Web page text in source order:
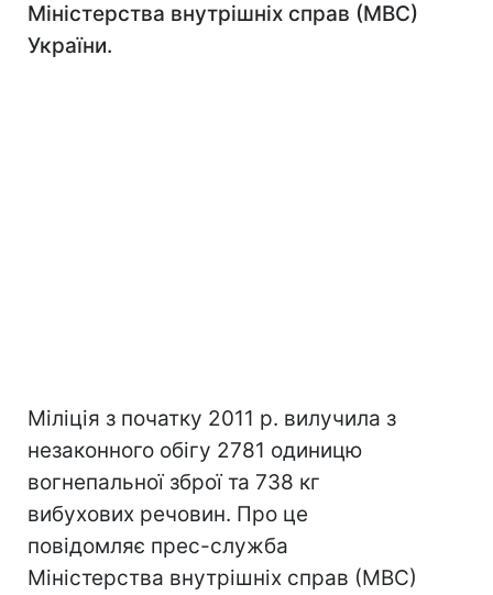
Міністерства внутрішніх справ (МВС)
України.
Міліція з початку 2011 р. вилучила з
незаконного обігу 2781 одиницю
вогнепальної зброї та 738 кг
вибухових речовин. Про це
повідомляє прес-служба
Міністерства внутрішніх справ (МВС)